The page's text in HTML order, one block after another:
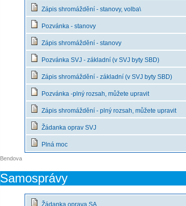
Zápis shromáždění - stanovy, volba\
Pozvánka - stanovy
Zápis shromáždění - stanovy
Pozvánka SVJ - základní (v SVJ byty SBD)
Zápis shromáždění - základní (v SVJ byty SBD)
Pozvánka -plný rozsah, můžete upravit
Zápis shromáždění - plný rozsah, můžete upravit
Žádanka oprav SVJ
Plná moc
Bendova
Samosprávy
Žádanka oprava SA